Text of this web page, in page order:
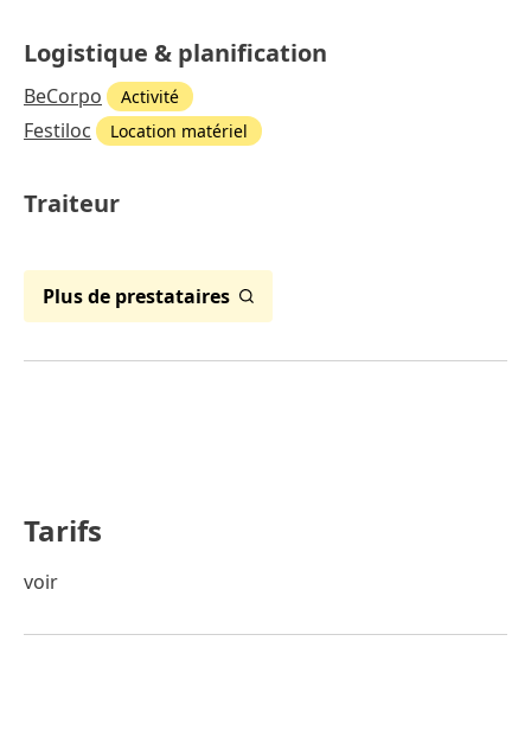
Logistique & planification
BeCorpo Activité
Festiloc Location matériel
Traiteur
Plus de prestataires
Tarifs
voir